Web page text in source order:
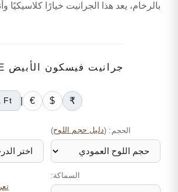
بالرخام، يعد هذا الجرانيت خيارًا كلاسيكيًا
جرانيت فيسكون الأبيض PRICE
₹
$
€
Ft
الحجم: (دليل حجم اللوح)
السماكة: